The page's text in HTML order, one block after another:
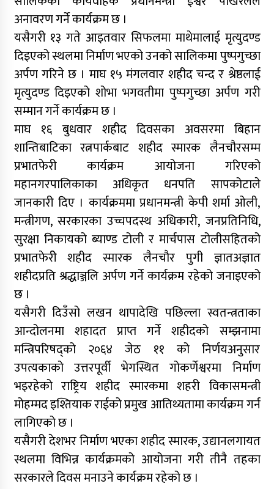
अनावरण गर्ने कार्यक्रम छ ।
यसैगरी १३ गते आइतवार सिफलमा माथेमालाई मृत्युदण्ड
दिइएको स्थलमा निर्माण भएको उनको सालिकमा पुष्पगुच्छा
अर्पण गरिने छ । माघ १५ मंगलवार शहीद चन्द र श्रेष्ठलाई
मृत्युदण्ड दिइएको शोभा भगवतीमा पुष्पगुच्छा अर्पण गरी
सम्मान गर्ने कार्यक्रम छ ।
माघ १६ बुधवार शहीद दिवसका अवसरमा बिहान
शान्तिबाटिका रत्नपार्कबाट शहीद स्मारक लैनचौरसम्म
प्रभातफेरी कार्यक्रम आयोजना गरिएको
महानगरपालिकाका अधिकृत धनपति सापकोटाले
जानकारी दिए । कार्यक्रममा प्रधानमन्त्री केपी शर्मा ओली,
मन्त्रीगण, सरकारका उच्चपदस्थ अधिकारी, जनप्रतिनिधि,
सुरक्षा निकायको ब्याण्ड टोली र मार्चपास टोलीसहितको
प्रभातफेरीे शहीद स्मारक लैनचौर पुगी ज्ञातअज्ञात
शहीदप्रति श्रद्धाञ्जलि अर्पण गर्ने कार्यक्रम रहेको जनाइएको
छ ।
यसैगरी दिउँसो लखन थापादेखि पछिल्ला स्वतन्त्रताका
आन्दोलनमा शहादत प्राप्त गर्ने शहीदको सम्झनामा
मन्त्रिपरिषद्को २०६४ जेठ ११ को निर्णयअनुसार
उपत्यकाको उत्तरपूर्वी भेगस्थित गोकर्णेश्वरमा निर्माण
भइरहेको राष्ट्रिय शहीद स्मारकमा शहरी विकासमन्त्री
मोहम्मद इश्तियाक राईको प्रमुख आतिथ्यतामा कार्यक्रम गर्न
लागिएको छ ।
यसैगरी देशभर निर्माण भएका शहीद स्मारक, उद्यानलगायत
स्थलमा विभिन्न कार्यक्रमको आयोजना गरी तीनै तहका
सरकारले दिवस मनाउने कार्यक्रम रहेको छ ।